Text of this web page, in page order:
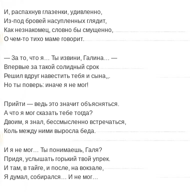
И, распахнув глазенки, удивленно,
Из-под бровей насупленных глядит,
Как незнакомец, словно бы смущенно,
О чем-то тихо маме говорит.
— За то, что я… Ты извини, Галина… —
Впервые за такой солидный срок
Решил вдруг навестить тебя и сына,,.
Но ты поверь: иначе я не мог!
Прийти — ведь это значит объясняться.
А что я мог сказать тебе тогда?
Двоим, я знал, бессмысленно встречаться,
Коль между ними выросла беда.
И я не мог… Ты понимаешь, Галя?
Придя, услышать горький твой упрек.
И там, в тайге, и после, на вокзале,
Я думал, собирался… И не мог…